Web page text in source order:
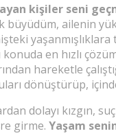
kişiler seni
ailenin
konuda en hızlı
hareketle
dönüştürüp,
dolayı
girme. Yaşam